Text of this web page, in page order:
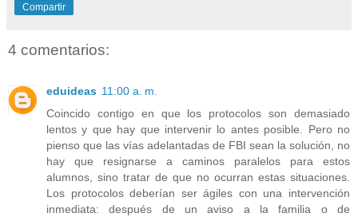
Compartir
4 comentarios:
eduideas 11:00 a. m.
Coincido contigo en que los protocolos son demasiado
lentos y que hay que intervenir lo antes posible. Pero no
pienso que las vías adelantadas de FBI sean la solución, no
hay que resignarse a caminos paralelos para estos
alumnos, sino tratar de que no ocurran estas situaciones.
Los protocolos deberían ser ágiles con una intervención
inmediata: después de un aviso a la familia o de